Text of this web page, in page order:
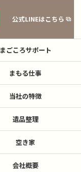
公式LINEはこちら
まごころサポート
まもる仕事
当社の特徴
遺品整理
空き家
会社概要